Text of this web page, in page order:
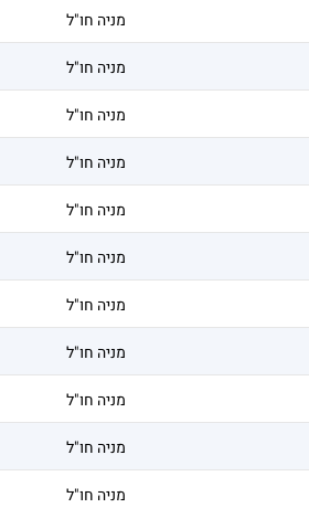
מניה חו"ל
מניה חו"ל
מניה חו"ל
מניה חו"ל
מניה חו"ל
מניה חו"ל
מניה חו"ל
מניה חו"ל
מניה חו"ל
מניה חו"ל
מניה חו"ל